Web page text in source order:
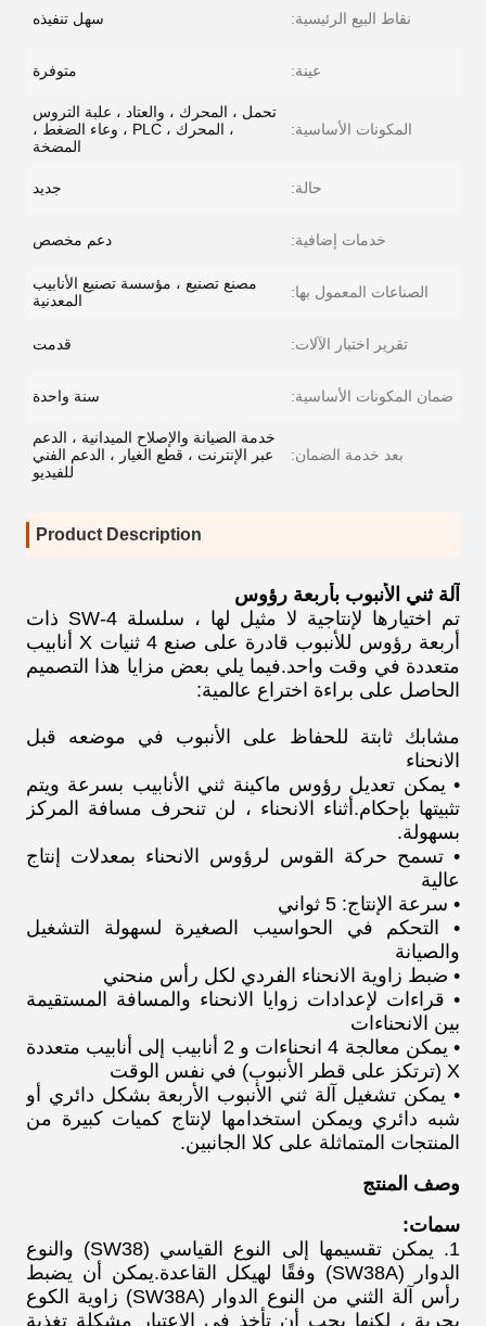
نقاط البيع الرئيسية: سهل تنفيذه
عينة: متوفرة
المكونات الأساسية:
تحمل ، المحرك ، والعتاد ، علبة التروس
، المحرك ، PLC ، وعاء الضغط ،
المضخة
حالة: جديد
خدمات إضافية: دعم مخصص
الصناعات المعمول بها:
مصنع تصنيع ، مؤسسة تصنيع الأنابيب
المعدنية
تقرير اختبار الآلات: قدمت
ضمان المكونات الأساسية: سنة واحدة
بعد خدمة الضمان:
خدمة الصيانة والإصلاح الميدانية ، الدعم
عبر الإنترنت ، قطع الغيار ، الدعم الفني
للفيديو
Product Description
آلة ثني الأنبوب بأربعة رؤوس
تم اختيارها لإنتاجية لا مثيل لها ، سلسلة SW-4 ذات
أربعة رؤوس للأنبوب قادرة على صنع 4 ثنيات X أنابيب
متعددة في وقت واحد.فيما يلي بعض مزايا هذا التصميم
الحاصل على براءة اختراع عالمية:
مشابك ثابتة للحفاظ على الأنبوب في موضعه قبل
الانحناء
• يمكن تعديل رؤوس ماكينة ثني الأنابيب بسرعة ويتم
تثبيتها بإحكام.أثناء الانحناء ، لن تنحرف مسافة المركز
بسهولة.
• تسمح حركة القوس لرؤوس الانحناء بمعدلات إنتاج
عالية
• سرعة الإنتاج: 5 ثواني
• التحكم في الحواسيب الصغيرة لسهولة التشغيل
والصيانة
• ضبط زاوية الانحناء الفردي لكل رأس منحني
• قراءات لإعدادات زوايا الانحناء والمسافة المستقيمة
بين الانحناءات
• يمكن معالجة 4 انحناءات و 2 أنابيب إلى أنابيب متعددة
X (ترتكز على قطر الأنبوب) في نفس الوقت
• يمكن تشغيل آلة ثني الأنبوب الأربعة بشكل دائري أو
شبه دائري ويمكن استخدامها لإنتاج كميات كبيرة من
المنتجات المتماثلة على كلا الجانبين.
وصف المنتج
سمات:
1. يمكن تقسيمها إلى النوع القياسي (SW38) والنوع
الدوار (SW38A) وفقًا لهيكل القاعدة.يمكن أن يضبط
رأس آلة الثني من النوع الدوار (SW38A) زاوية الكوع
بحرية ، لكنها يجب أن تأخذ في الاعتبار مشكلة تغذية